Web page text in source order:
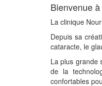
Bienvenue
La clinique
Depuis sa
cataracte, le
La plus grande
de la
confortables